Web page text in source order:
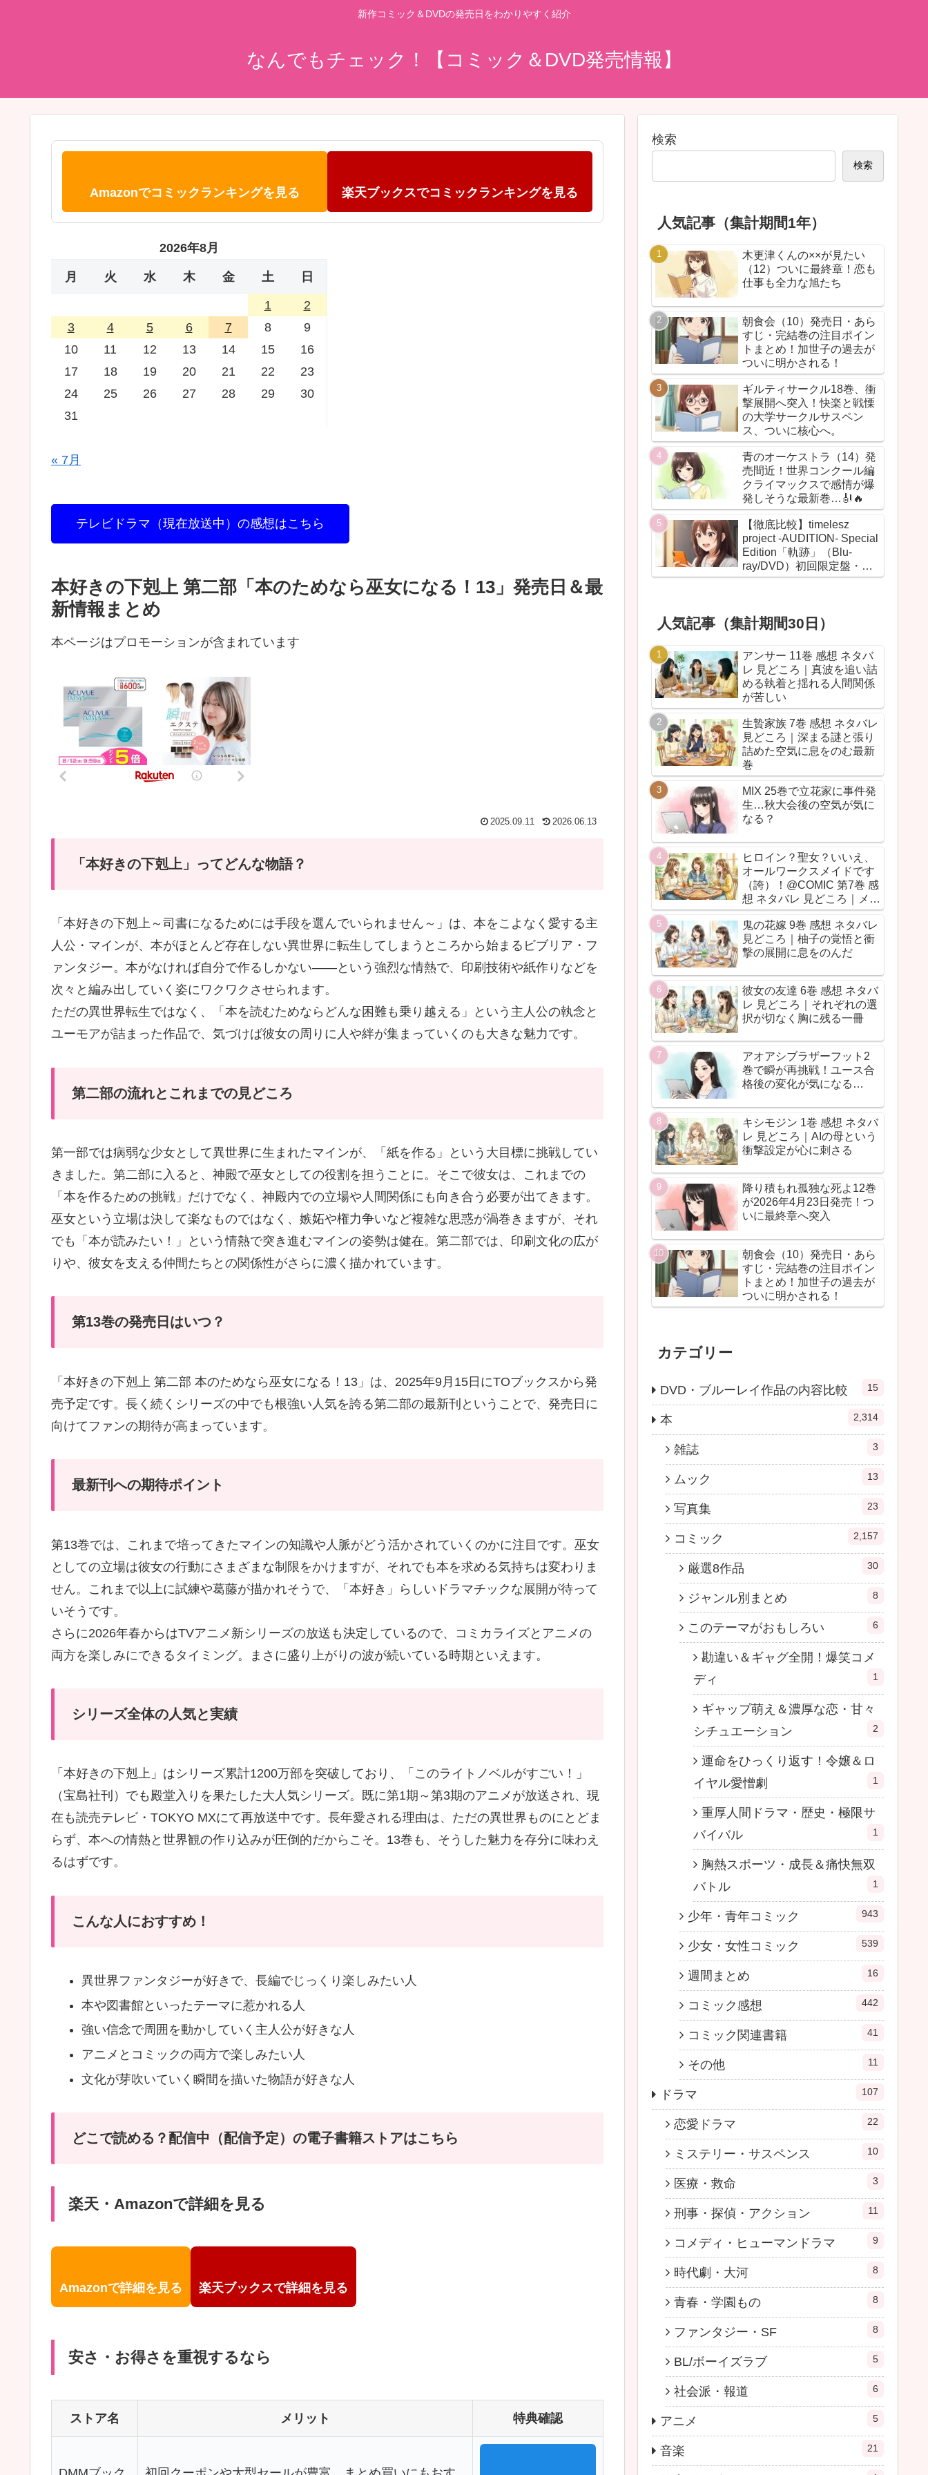
新作コミック＆DVDの発売日をわかりやすく紹介
なんでもチェック！【コミック＆DVD発売情報】
Amazonでコミックランキングを見る 楽天ブックスでコミックランキングを見る
2026年8月
月 火 水 木 金 土 日
1
2
3
4 5 6 7 8
9
10
11 12 13 14 15
16
17
18 19 20 21 22
23
24
25 26 27 28 29
30
31
« 7月
テレビドラマ（現在放送中）の感想はこちら
本好きの下剋上 第二部「本のためなら巫女になる！13」発売日＆最
新情報まとめ
本ページはプロモーションが含まれています
2025.09.11 2026.06.13
「本好きの下剋上」ってどんな物語？
「本好きの下剋上～司書になるためには手段を選んでいられません～」は、本をこよなく愛する主
人公・マインが、本がほとんど存在しない異世界に転生してしまうところから始まるビブリア・フ
ァンタジー。本がなければ自分で作るしかない――という強烈な情熱で、印刷技術や紙作りなどを
次々と編み出していく姿にワクワクさせられます。
ただの異世界転生ではなく、「本を読むためならどんな困難も乗り越える」という主人公の執念と
ユーモアが詰まった作品で、気づけば彼女の周りに人や絆が集まっていくのも大きな魅力です。
第二部の流れとこれまでの見どころ
第一部では病弱な少女として異世界に生まれたマインが、「紙を作る」という大目標に挑戦してい
きました。第二部に入ると、神殿で巫女としての役割を担うことに。そこで彼女は、これまでの
「本を作るための挑戦」だけでなく、神殿内での立場や人間関係にも向き合う必要が出てきます。
巫女という立場は決して楽なものではなく、嫉妬や権力争いなど複雑な思惑が渦巻きますが、それ
でも「本が読みたい！」という情熱で突き進むマインの姿勢は健在。第二部では、印刷文化の広が
りや、彼女を支える仲間たちとの関係性がさらに濃く描かれています。
第13巻の発売日はいつ？
「本好きの下剋上 第二部 本のためなら巫女になる！13」は、2025年9月15日にTOブックスから発
売予定です。長く続くシリーズの中でも根強い人気を誇る第二部の最新刊ということで、発売日に
向けてファンの期待が高まっています。
最新刊への期待ポイント
第13巻では、これまで培ってきたマインの知識や人脈がどう活かされていくのかに注目です。巫女
としての立場は彼女の行動にさまざまな制限をかけますが、それでも本を求める気持ちは変わりま
せん。これまで以上に試練や葛藤が描かれそうで、「本好き」らしいドラマチックな展開が待って
いそうです。
さらに2026年春からはTVアニメ新シリーズの放送も決定しているので、コミカライズとアニメの
両方を楽しみにできるタイミング。まさに盛り上がりの波が続いている時期といえます。
シリーズ全体の人気と実績
「本好きの下剋上」はシリーズ累計1200万部を突破しており、「このライトノベルがすごい！」
（宝島社刊）でも殿堂入りを果たした大人気シリーズ。既に第1期～第3期のアニメが放送され、現
在も読売テレビ・TOKYO MXにて再放送中です。長年愛される理由は、ただの異世界ものにとどま
らず、本への情熱と世界観の作り込みが圧倒的だからこそ。13巻も、そうした魅力を存分に味わえ
るはずです。
こんな人におすすめ！
異世界ファンタジーが好きで、長編でじっくり楽しみたい人
本や図書館といったテーマに惹かれる人
強い信念で周囲を動かしていく主人公が好きな人
アニメとコミックの両方で楽しみたい人
文化が芽吹いていく瞬間を描いた物語が好きな人
どこで読める？配信中（配信予定）の電子書籍ストアはこちら
楽天・Amazonで詳細を見る
Amazonで詳細を見る 楽天ブックスで詳細を見る
安さ・お得さを重視するなら
ストア名 メリット 特典確認
検索
検索
人気記事（集計期間1年）
木更津くんの××が見たい
（12）ついに最終章！恋も
仕事も全力な旭たち
朝食会（10）発売日・あら
すじ・完結巻の注目ポイン
トまとめ！加世子の過去が
ついに明かされる！
ギルティサークル18巻、衝
撃展開へ突入！快楽と戦慄
の大学サークルサスペン
ス、ついに核心へ。
青のオーケストラ（14）発
売間近！世界コンクール編
クライマックスで感情が爆
発しそうな最新巻…🎻🔥
【徹底比較】timelesz
project -AUDITION- Special
Edition「軌跡」（Blu-
ray/DVD）初回限定盤・通
常盤の違いまとめ！【グッ
人気記事（集計期間30日）
アンサー 11巻 感想 ネタバ
レ 見どころ｜真波を追い詰
める執着と揺れる人間関係
が苦しい
生贄家族 7巻 感想 ネタバレ
見どころ｜深まる謎と張り
詰めた空気に息をのむ最新
巻
MIX 25巻で立花家に事件発
生…秋大会後の空気が気に
なる？
ヒロイン？聖女？いいえ、
オールワークスメイドです
（誇）！@COMIC 第7巻 感
想 ネタバレ 見どころ｜メイ
ド魂が今回も全力だった
鬼の花嫁 9巻 感想 ネタバレ
見どころ｜柚子の覚悟と衝
撃の展開に息をのんだ
彼女の友達 6巻 感想 ネタバ
レ 見どころ｜それぞれの選
択が切なく胸に残る一冊
アオアシブラザーフット2
巻で瞬が再挑戦！ユース合
格後の変化が気になる…
キシモジン 1巻 感想 ネタバ
レ 見どころ｜AIの母という
衝撃設定が心に刺さる
降り積もれ孤独な死よ12巻
が2026年4月23日発売！つ
いに最終章へ突入
朝食会（10）発売日・あら
すじ・完結巻の注目ポイン
トまとめ！加世子の過去が
ついに明かされる！
カテゴリー
DVD・ブルーレイ作品の内容比較 15
本 2,314
雑誌 3
ムック 13
写真集 23
コミック 2,157
厳選8作品 30
ジャンル別まとめ 8
このテーマがおもしろい 6
勘違い＆ギャグ全開！爆笑コメ
ディ
1
ギャップ萌え＆濃厚な恋・甘々
シチュエーション
2
運命をひっくり返す！令嬢＆ロ
イヤル愛憎劇
1
重厚人間ドラマ・歴史・極限サ
バイバル
1
胸熱スポーツ・成長＆痛快無双
バトル
1
少年・青年コミック 943
少女・女性コミック 539
週間まとめ 16
コミック感想 442
コミック関連書籍 41
その他 11
ドラマ 107
恋愛ドラマ 22
ミステリー・サスペンス 10
医療・救命 3
刑事・探偵・アクション 11
コメディ・ヒューマンドラマ 9
時代劇・大河 8
青春・学園もの 8
ファンタジー・SF 8
BL/ボーイズラブ 5
社会派・報道 6
アニメ 5
音楽 21